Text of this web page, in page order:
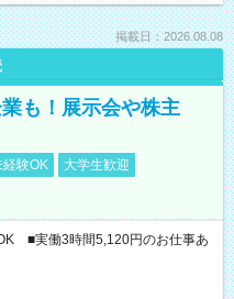
掲載日：2026.08.08
も！展示会や株主
験OK
大学生歓迎
■実働3時間5,120円のお仕事あ